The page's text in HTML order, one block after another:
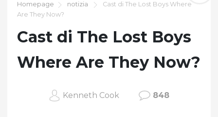
Homepage notizia
Cast di The Lost Boys Where
Are They Now?
Cast di The Lost Boys
Where Are They Now?
Kenneth Cook 848